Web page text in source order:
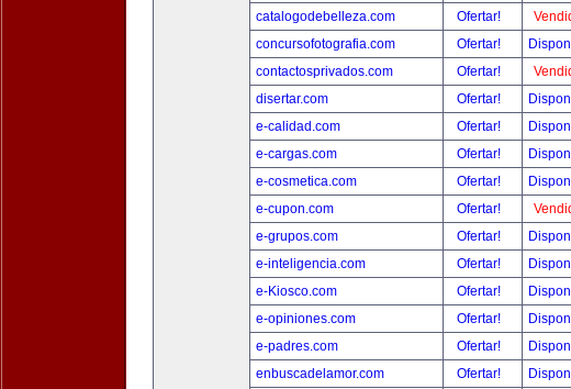
catalogodebelleza.com
Ofertar!
concursofotografia.com
Ofertar!
contactosprivados.com
Ofertar!
disertar.com
Ofertar!
e-calidad.com
Ofertar!
e-cargas.com
Ofertar!
e-cosmetica.com
Ofertar!
e-cupon.com
Ofertar!
e-grupos.com
Ofertar!
e-inteligencia.com
Ofertar!
e-Kiosco.com
Ofertar!
e-opiniones.com
Ofertar!
e-padres.com
Ofertar!
enbuscadelamor.com
Ofertar!